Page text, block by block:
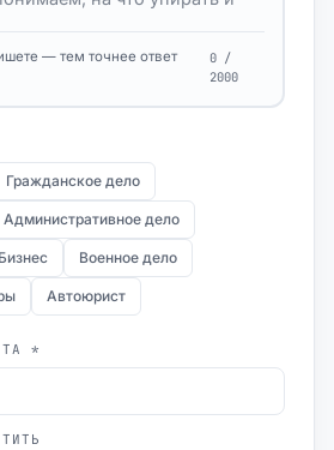
— тем точнее ответ
0 /
2000
Гражданское дело
Административное дело
Бизнес Военное дело
Автоюрист
*